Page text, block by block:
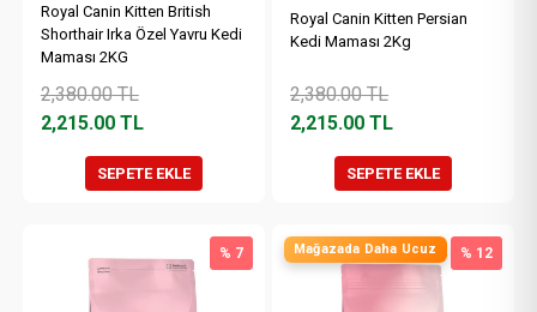
Royal Canin Kitten British
Shorthair Irka Özel Yavru Kedi
Maması 2KG
2,380.00TL
2,215.00TL
SEPETE EKLE
Royal Canin Kitten Persian
Kedi Maması 2Kg
2,380.00TL
2,215.00 TL
SEPETE EKLE
% 7 Mağazada Daha Ucuz % 12